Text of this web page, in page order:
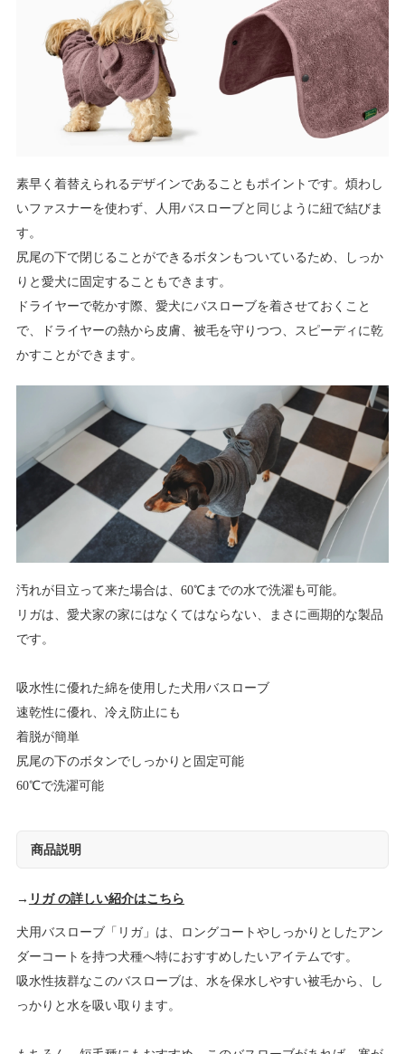
素早く着替えられるデザインであることもポイントです。煩わし
いファスナーを使わず、人用バスローブと同じように紐で結びま
す。
尻尾の下で閉じることができるボタンもついているため、しっか
りと愛犬に固定することもできます。
ドライヤーで乾かす際、愛犬にバスローブを着させておくこと
で、ドライヤーの熱から皮膚、被毛を守りつつ、スピーディに乾
かすことができます。
汚れが目立って来た場合は、60℃までの水で洗濯も可能。
リガは、愛犬家の家にはなくてはならない、まさに画期的な製品
です。
吸水性に優れた綿を使用した犬用バスローブ
速乾性に優れ、冷え防止にも
着脱が簡単
尻尾の下のボタンでしっかりと固定可能
60℃で洗濯可能
商品説明
→ リガ の詳しい紹介はこちら
犬用バスローブ「リガ」は、ロングコートやしっかりとしたアン
ダーコートを持つ犬種へ特におすすめしたいアイテムです。
吸水性抜群なこのバスローブは、水を保水しやすい被毛から、し
っかりと水を吸い取ります。